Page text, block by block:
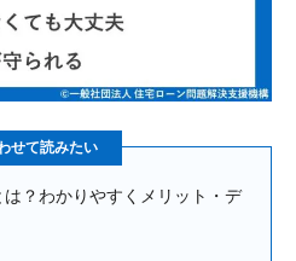
せて読みたい
は？わかりやすくメリット・デ